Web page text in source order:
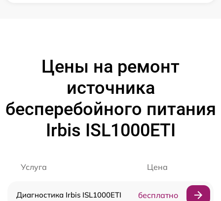
Цены на ремонт
источника
бесперебойного питания
Irbis ISL1000ETI
Услуга Цена
Диагностика Irbis ISL1000ETI бесплатно